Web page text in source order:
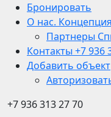
Бронировать
О нас.
Партнеры
Контакты +7 936
Добавить объект
+7 936 313 27 70